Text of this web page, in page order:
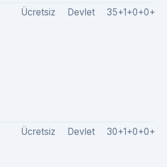
Ücretsiz Devlet 35+1+0+0+4
Ücretsiz Devlet 30+1+0+0+0